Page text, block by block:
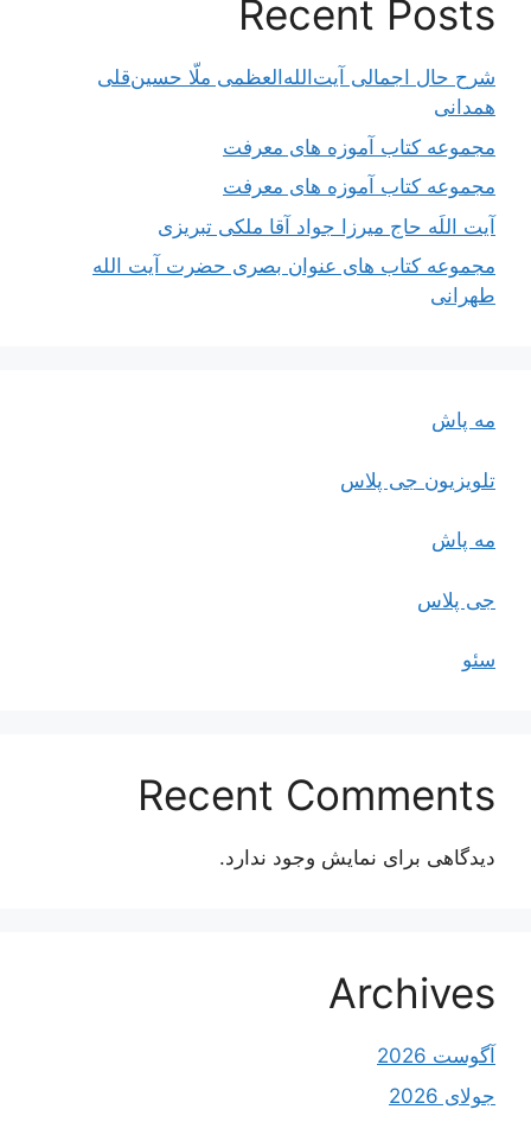
Recent Posts
شرح حال اجمالی آیت‌الله‌العظمی ملّا حسین‌قلی
همدانی
مجموعه کتاب آموزه های معرفت
مجموعه کتاب آموزه های معرفت
آیت اللَه حاج میرزا جواد آقا ملکی تبریزی
مجموعه کتاب های عنوان بصری حضرت آیت الله
طهرانی
مه پاش
تلویزیون جی پلاس
مه پاش
جی پلاس
سئو
Recent Comments
دیدگاهی برای نمایش وجود ندارد.
Archives
آگوست 2026
جولای 2026